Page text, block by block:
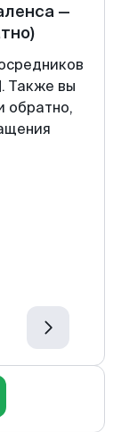
—
Также вы
обратно,